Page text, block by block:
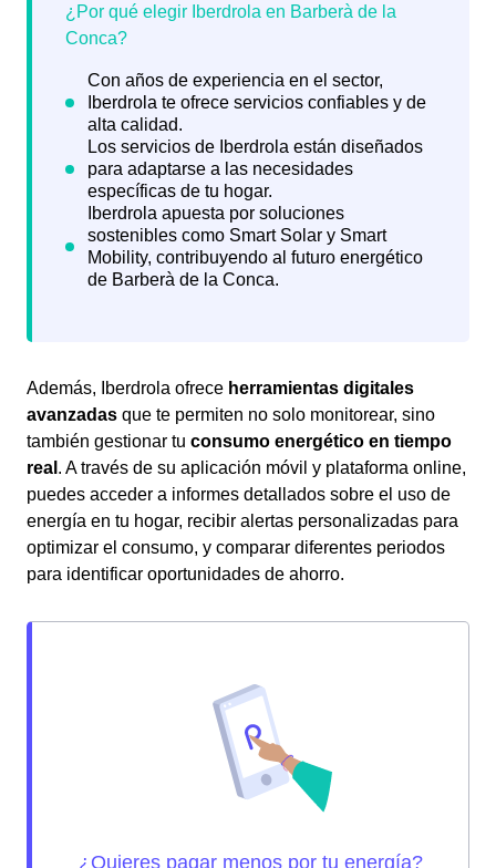
Además, Iberdrola ofrece herramientas digitales
avanzadas que te permiten no solo monitorear, sino
también gestionar tu consumo energético en tiempo
real . A través de su aplicación móvil y plataforma online,
puedes acceder a informes detallados sobre el uso de
energía en tu hogar, recibir alertas personalizadas para
optimizar el consumo, y comparar diferentes periodos
para identificar oportunidades de ahorro.